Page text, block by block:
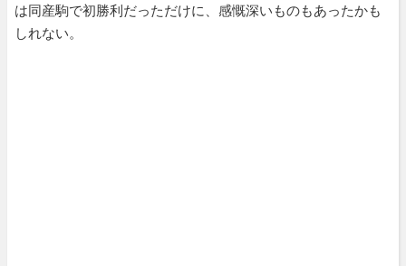
は同産駒で初勝利だっただけに、感慨深いものもあったかも
しれない。